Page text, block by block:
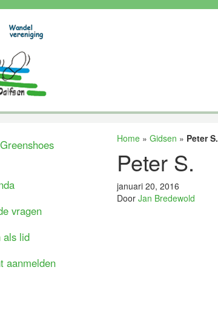
vragen
als lid
aanmelden
Home» Gidsen » Peter S.
Peter S.
januari 20, 2016
Door Jan Bredewold